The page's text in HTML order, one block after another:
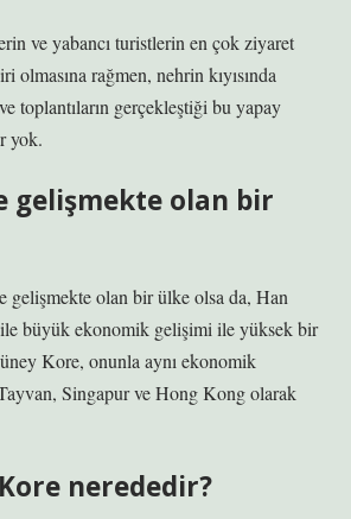
ve yabancı turistlerin en çok ziyaret
olmasına rağmen, nehrin kıyısında
toplantıların gerçekleştiği bu yapay
yok.
gelişmekte olan bir
gelişmekte olan bir ülke olsa da, Han
büyük ekonomik gelişimi ile yüksek bir
Kore, onunla aynı ekonomik
Singapur ve Hong Kong olarak
nerededir?